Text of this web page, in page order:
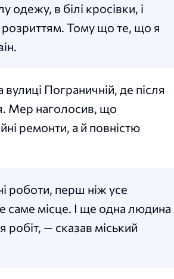
одежу, в білі кросівки, і
розриттям. Тому що те, що я
Пограничній, де після
Мер наголосив, що
ремонти, а й повністю
роботи, перш ніж усе
саме місце. І ще одна людина
— сказав міський